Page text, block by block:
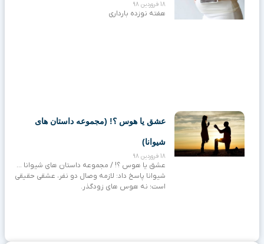
18 فروردین 98
هفته نوزده بارداری
عشق یا هوس ؟! (مجموعه داستان های
شیوانا)
18 فروردین 98
عشق یا هوس ؟! / مجموعه داستان های شیوانا …
شیوانا پاسخ داد: لازمه وصال دو نفر، عشقی حقیقی
است؛ نه هوس های زودگذر.